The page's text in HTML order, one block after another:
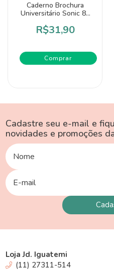
Caderno Brochura
Universitário Sonic 80
R$31,90
Comprar
Cadastre seu e-mail e
novidades e promoções
Loja Jd. Iguatemi
(11) 27311-514